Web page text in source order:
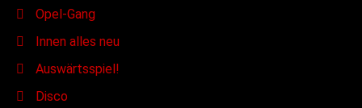
Opel-Gang
Innen alles neu
Auswärtsspiel!
Disco